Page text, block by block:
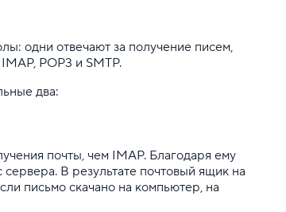
одни отвечают за получение писем,
POP3 и SMTP.
два:
почты, чем IMAP. Благодаря ему
В результате почтовый ящик на
письмо скачано на компьютер, на